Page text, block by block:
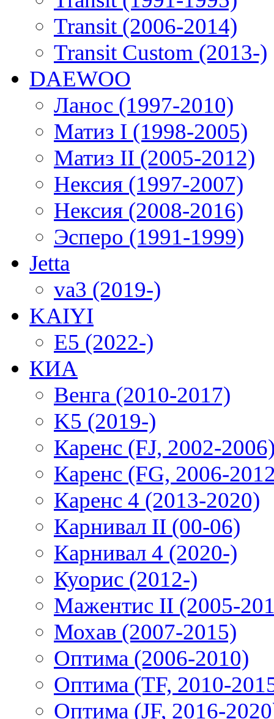
Transit (2006-2014)
Transit Custom (2013-)
DAEWOO
Ланос (1997-2010)
Матиз I (1998-2005)
Матиз II (2005-2012)
Нексия (1997-2007)
Нексия (2008-2016)
Эсперо (1991-1999)
Jetta
va3 (2019-)
KAIYI
E5 (2022-)
КИА
Венга (2010-2017)
K5 (2019-)
Каренс (FJ, 2002-
Каренс (FG, 2006-
Каренс 4 (2013-2020)
Карнивал II (00-06)
Карнивал 4 (2020-)
Куорис (2012-)
Мажентис II (2005-
Мохав (2007-2015)
Оптима (2006-2010)
Оптима (TF, 2010-
Оптима (JF, 2016-